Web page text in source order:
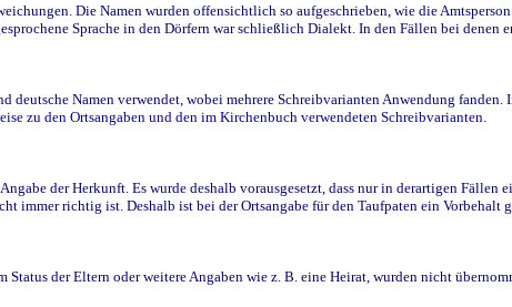
Die Namen wurden offensichtlich so aufgeschrieben, wie die
Sprache in den Dörfern war schließlich Dialekt. In den Fällen bei
Namen verwendet, wobei mehrere Schreibvarianten Anwendung
zu den Ortsangaben und den im Kirchenbuch verwendeten Schreibvarianten.
der Herkunft. Es wurde deshalb vorausgesetzt, dass nur in derartigen
immer richtig ist. Deshalb ist bei der Ortsangabe für den Taufpaten ein Vorbehalt
der Eltern oder weitere Angaben wie z. B. eine Heirat, wurden nicht